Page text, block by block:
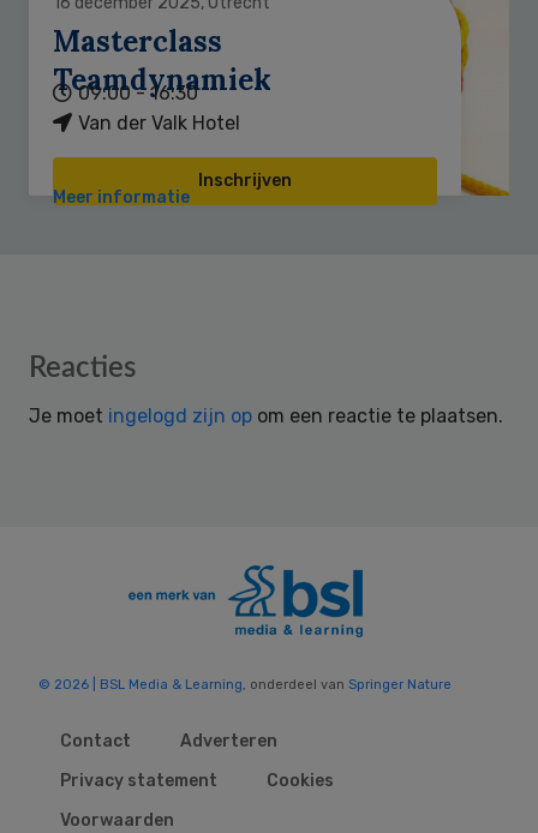
Masterclass
Teamdynamiek
09:00 - 16:30
Van der Valk Hotel
Inschrijven
Meer informatie
Reader
Reacties
Je moet ingelogd zijn op om een reactie te plaatsen.
© 2026 | BSL Media & Learning , onderdeel van Springer Nature
Contact
Adverteren
Privacy statement
Cookies
Voorwaarden